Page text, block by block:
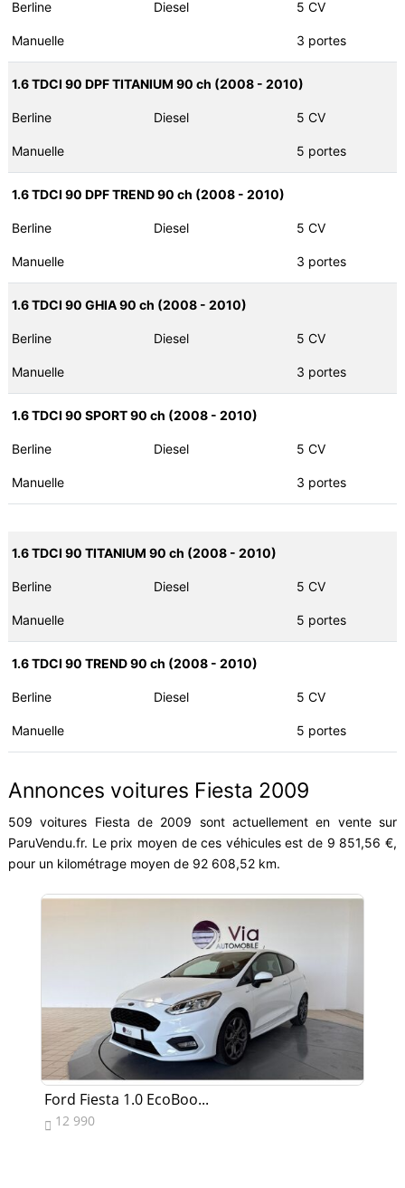
Berline Diesel 5 CV
Manuelle 3 portes
1.6 TDCI 90 DPF TITANIUM 90 ch (2008 - 2010)
Berline Diesel 5 CV
Manuelle 5 portes
1.6 TDCI 90 DPF TREND 90 ch (2008 - 2010)
Berline Diesel 5 CV
Manuelle 3 portes
1.6 TDCI 90 GHIA 90 ch (2008 - 2010)
Berline Diesel 5 CV
Manuelle 3 portes
1.6 TDCI 90 SPORT 90 ch (2008 - 2010)
Berline Diesel 5 CV
Manuelle 3 portes
1.6 TDCI 90 TITANIUM 90 ch (2008 - 2010)
Berline Diesel 5 CV
Manuelle 5 portes
1.6 TDCI 90 TREND 90 ch (2008 - 2010)
Berline Diesel 5 CV
Manuelle 5 portes
Annonces voitures Fiesta 2009
509 voitures Fiesta de 2009 sont actuellement en vente sur
ParuVendu.fr. Le prix moyen de ces véhicules est de 9 851,56 €,
pour un kilométrage moyen de 92 608,52 km.
Ford Fiesta 1.0 EcoBoo...
 12 990